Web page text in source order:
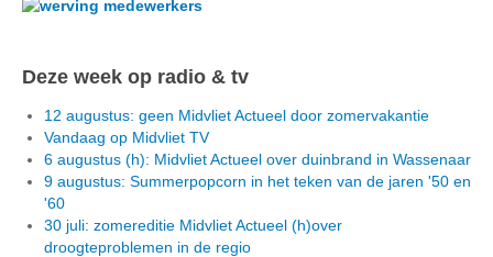
Deze week op radio & tv
12 augustus: geen Midvliet Actueel door zomervakantie
Vandaag op Midvliet TV
6 augustus (h): Midvliet Actueel over duinbrand in Wassenaar
9 augustus: Summerpopcorn in het teken van de jaren '50 en
'60
30 juli: zomereditie Midvliet Actueel (h)over
droogteproblemen in de regio